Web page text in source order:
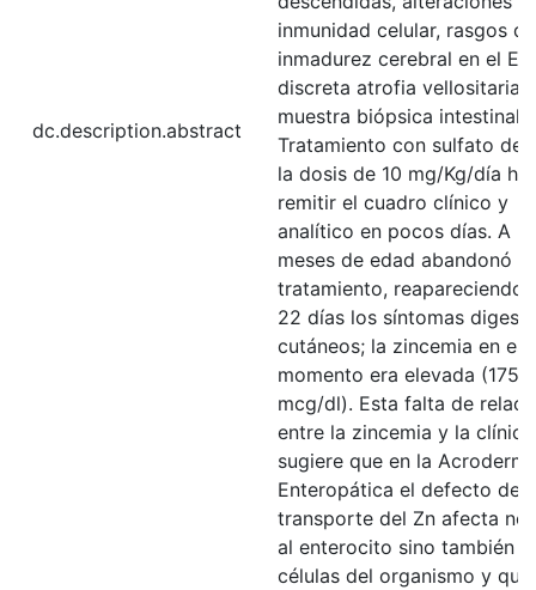
dc.description.abstract
inmunidad celular, rasgos de
inmadurez cerebral en el
discreta atrofia vellositaria
muestra biópsica intestinal.
Tratamiento con sulfato de
la dosis de 10 mg/Kg/día
remitir el cuadro clínico y
analítico en pocos días. A
meses de edad abandonó el
tratamiento, reapareciendo
22 días los síntomas
cutáneos; la zincemia en ese
momento era elevada (175
mcg/dl). Esta falta de
entre la zincemia y la clínica
sugiere que en la
Enteropática el defecto de
transporte del Zn afecta no
al enterocito sino también
células del organismo y que